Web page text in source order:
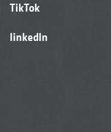
TikTok
linkedIn